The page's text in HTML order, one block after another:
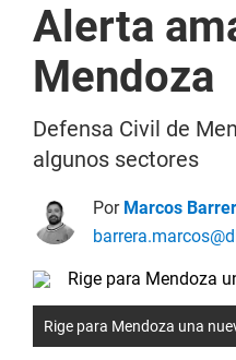
Alerta
Mendoza
Defensa Civil de
algunos sectores
Por Marcos
Rige para Mendoza una